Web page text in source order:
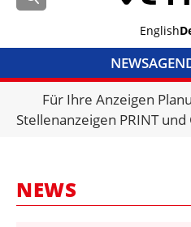
English
NEWS
Für Ihre Anzeigen
Stellenanzeigen PRINT
NEWS